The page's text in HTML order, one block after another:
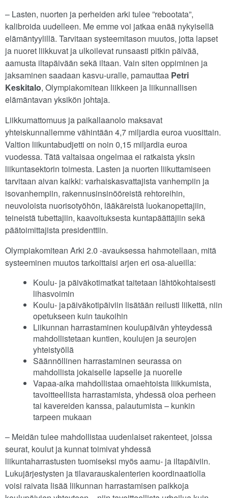
– Lasten, nuorten ja perheiden arki tulee ”rebootata”,
kalibroida uudelleen. Me emme voi jatkaa enää nykyisellä
elämäntyylillä. Tarvitaan systeemitason muutos, jotta lapset
ja nuoret liikkuvat ja ulkoilevat runsaasti pitkin päivää,
aamusta iltapäivään sekä iltaan. Vain siten oppiminen ja
jaksaminen saadaan kasvu-uralle, pamauttaa Petri
Keskitalo, Olympiakomitean liikkeen ja liikunnallisen
elämäntavan yksikön johtaja.
Liikkumattomuus ja paikallaanolo maksavat
yhteiskunnallemme vähintään 4,7 miljardia euroa vuosittain.
Valtion liikuntabudjetti on noin 0,15 miljardia euroa
vuodessa. Tätä valtaisaa ongelmaa ei ratkaista yksin
liikuntasektorin toimesta. Lasten ja nuorten liikuttamiseen
tarvitaan aivan kaikki: varhaiskasvattajista vanhempiin ja
isovanhempiin, rakennusinsinööreistä rehtoreihin,
neuvoloista nuorisotyöhön, lääkäreistä luokanopettajiin,
teineistä tubettajiin, kaavoituksesta kuntapäättäjiin sekä
päätoimittajista presidenttiin.
Olympiakomitean Arki 2.0 -avauksessa hahmotellaan, mitä
systeeminen muutos tarkoittaisi arjen eri osa-alueilla:
Koulu- ja päiväkotimatkat taitetaan lähtökohtaisesti
lihasvoimin
Koulu- ja päiväkotipäiviin lisätään reilusti liikettä, niin
opetukseen kuin taukoihin
Liikunnan harrastaminen koulupäivän yhteydessä
mahdollistetaan kuntien, koulujen ja seurojen
yhteistyöllä
Säännöllinen harrastaminen seurassa on
mahdollista jokaiselle lapselle ja nuorelle
Vapaa-aika mahdollistaa omaehtoista liikkumista,
tavoitteellista harrastamista, yhdessä oloa perheen
tai kavereiden kanssa, palautumista – kunkin
tarpeen mukaan
– Meidän tulee mahdollistaa uudenlaiset rakenteet, joissa
seurat, koulut ja kunnat toimivat yhdessä
liikuntaharrastusten tuomiseksi myös aamu- ja iltapäiviin.
Lukujärjestysten ja tilavarauskalenterien koordinaatiolla
voisi raivata lisää liikunnan harrastamisen paikkoja